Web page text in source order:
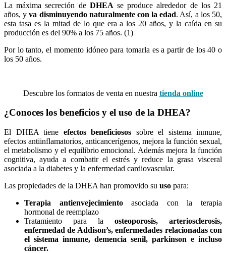
La máxima secreción de DHEA se produce alrededor de los 21
años, yva disminuyendo naturalmente con la edad. Así, a los 50,
esta tasa es la mitad de lo que era a los 20 años, y la caída en su
producción es del 90% a los 75 años. (1)
Por lo tanto, el momento idóneo para tomarla es a partir de los 40 o
los 50 años.
Descubre los formatos de venta en nuestra tienda online
¿Conoces los beneficios y el uso de la DHEA?
El DHEA tiene efectos beneficiosos sobre el sistema inmune,
efectos antiinflamatorios, anticancerígenos, mejora la función sexual,
el metabolismo y el equilibrio emocional. Además mejora la función
cognitiva, ayuda a combatir el estrés y reduce la grasa visceral
asociada a la diabetes y la enfermedad cardiovascular.
Las propiedades de la DHEA han promovido su uso para:
Terapia antienvejecimientoasociada con la terapia
hormonal de reemplazo
Tratamiento para la osteoporosis, arteriosclerosis,
enfermedad de Addison’s, enfermedades relacionadas con
el sistema inmune, demencia senil, parkinson e incluso
cáncer.